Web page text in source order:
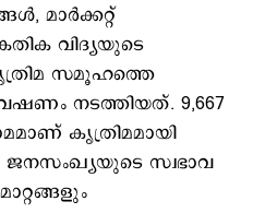
മാർക്കറ്റ്
വിദ്യയുടെ
സമൂഹത്തെ
നടത്തിയത്. 9,667
കൃത്രിമമായി
ജനസംഖ്യയുടെ സ്വഭാവ